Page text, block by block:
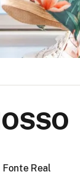
Fonte Real